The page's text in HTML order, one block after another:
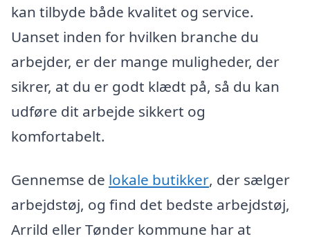
kan tilbyde både kvalitet og service.
Uanset inden for hvilken branche du
arbejder, er der mange muligheder, der
sikrer, at du er godt klædt på, så du kan
udføre dit arbejde sikkert og
komfortabelt.
Gennemse de lokale butikker, der sælger
arbejdstøj, og find det bedste arbejdstøj,
Arrild eller Tønder kommune har at